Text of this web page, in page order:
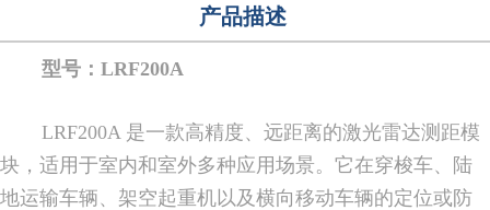
产品描述
型号：LRF200A
LRF200A 是一款高精度、远距离的激光雷达测距模
块，适用于室内和室外多种应用场景。它在穿梭车、陆
地运输车辆、架空起重机以及横向移动车辆的定位或防